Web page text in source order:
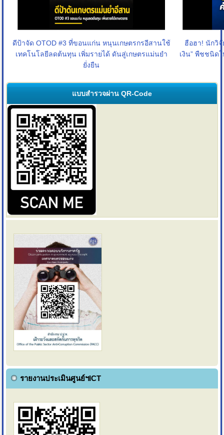
ดีป้าจัด OTOD #3 ที่ขอนแก่น หนุนเกษตรกรอีสานใช้
เทคโนโลยีลดต้นทุน เพิ่มรายได้ ดันสู่เกษตรแม่นยำ
ยั่งยืน
ฮือฮา! นักวิ
เงิน” พืชชนิด
แบบสำรวจผ่าน QR-Code
รายงานประเมินศูนย์ฯICT